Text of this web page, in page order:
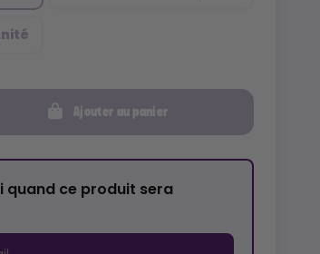
Ajouter au panier
quand ce produit sera